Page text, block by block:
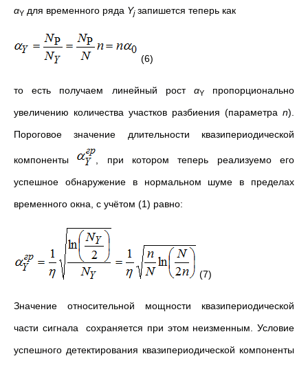
αY для временного ряда Yjзапишется теперь как
(6)
то есть получаем линейный рост αYпропорционально
увеличению количества участков разбиения (параметра n).
Пороговое значение длительности квазипериодической
компоненты
, при котором теперь реализуемо его
успешное обнаружение в нормальном шуме в пределах
временного окна, с учётом (1) равно:
(7)
Значение относительной мощности квазипериодической
части сигнала сохраняется при этом неизменным. Условие
успешного детектирования квазипериодической компоненты